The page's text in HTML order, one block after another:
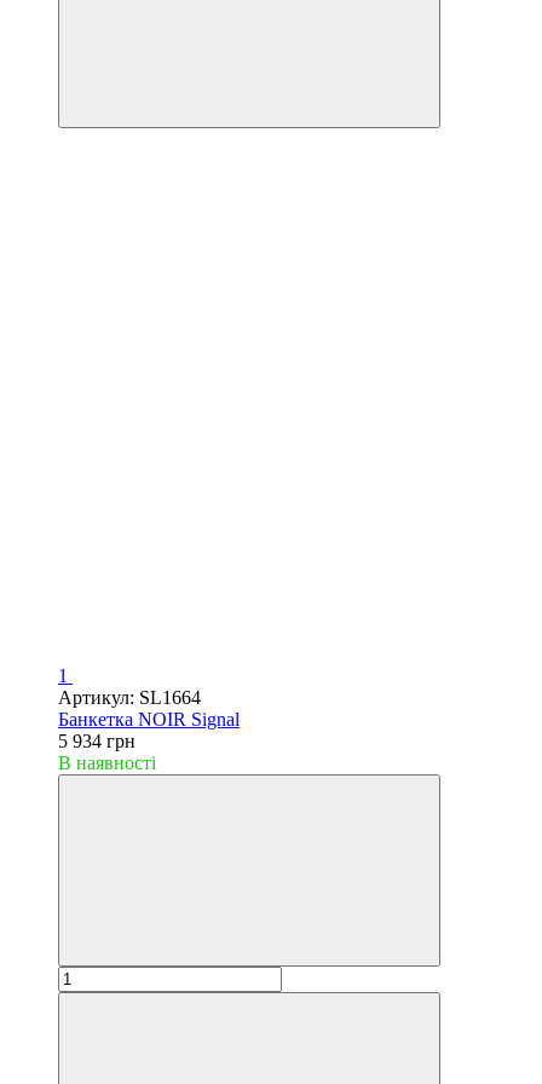
1
Артикул: SL1664
Банкетка NOIR Signal
5 934 грн
В наявності